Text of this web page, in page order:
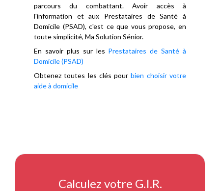
parcours du combattant. Avoir accès à
l'information et aux Prestataires de Santé à
Domicile (PSAD), c'est ce que vous propose, en
toute simplicité, Ma Solution Sénior.
En savoir plus sur les Prestataires de Santé à
Domicile (PSAD)
Obtenez toutes les clés pourbien choisir votre
aide à domicile
Calculez votre G.I.R.